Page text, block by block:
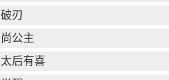
破刃
尚公主
太后有喜